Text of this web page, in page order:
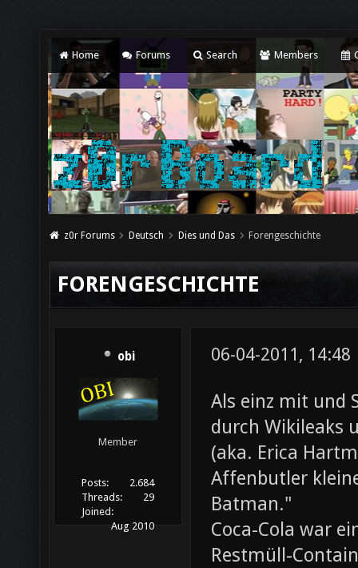
Home Forums Search Members
z0r Forums Deutsch Dies und Das Forengeschichte
FORENGESCHICHTE
obi
Member
Posts:
2.684
Threads:
29
Joined:
Aug 2010
06-04-2011, 14:48
Als einz mit und
durch Wikileaks
(aka. Erica
Affenbutler
Batman."
Coca-Cola war
Restmüll-